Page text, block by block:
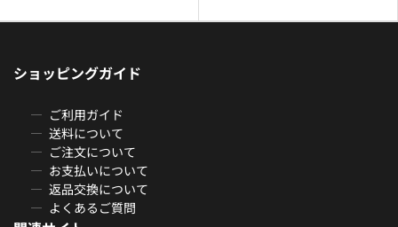
ショッピングガイド
ご利用ガイド
送料について
ご注文について
お支払いについて
返品交換について
よくあるご質問